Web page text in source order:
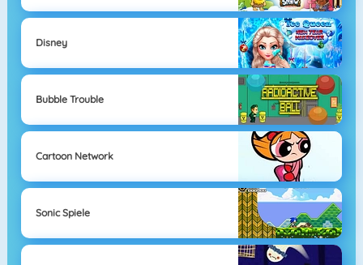
Disney
Bubble Trouble
Cartoon Network
Sonic Spiele